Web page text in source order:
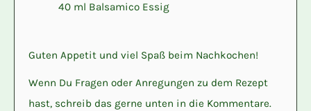
40 ml Balsamico Essig
Guten Appetit und viel Spaß beim Nachkochen!
Wenn Du Fragen oder Anregungen zu dem Rezept
hast, schreib das gerne unten in die Kommentare.